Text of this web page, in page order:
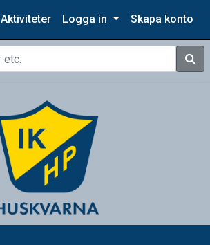
Aktiviteter Logga in Skapa konto
Sök